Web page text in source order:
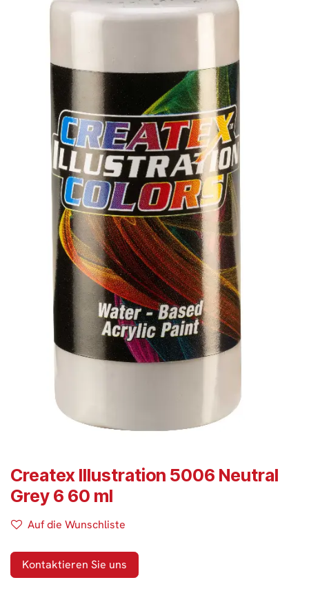
Createx Illustration 5006 Neutral
Grey 6 60 ml
Auf die Wunschliste
Kontaktieren Sie uns